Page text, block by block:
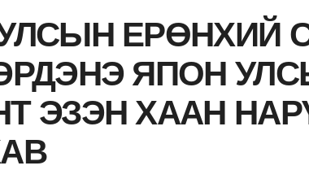
ЕРӨНХИЙ
ЯПОН
ЭЗЭН ХААН